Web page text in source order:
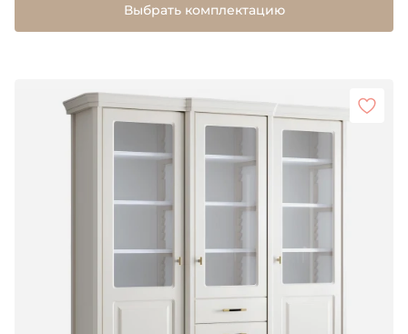
Выбрать комплектацию